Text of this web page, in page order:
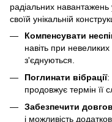
радіальних
своїй унікальній
Компенсувати
навіть при
з'єднуються.
Поглинати вібрації:
продовжує термін її
Забезпечити
і можливість